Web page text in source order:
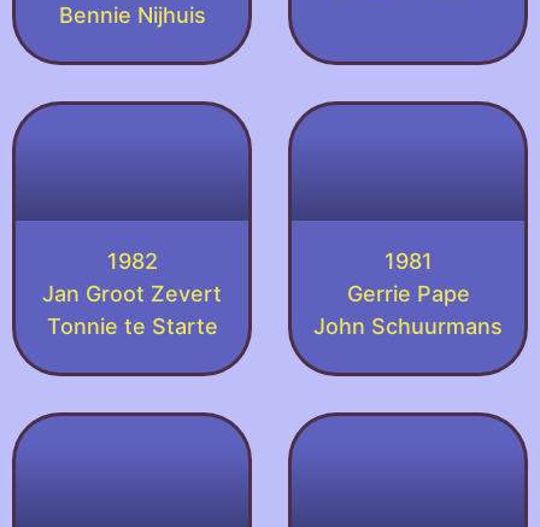
Bennie Nijhuis
1982
Jan Groot Zevert
Tonnie te Starte
1981
Gerrie Pape
John Schuurmans